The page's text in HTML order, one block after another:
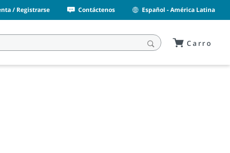
/ Registrarse Contáctenos Español - América Latina
Carro